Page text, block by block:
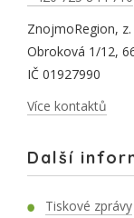
ZnojmoRegion, z.
Obroková 1/12,
IČ 01927990
Více kontaktů
Další
Tiskové zprávy